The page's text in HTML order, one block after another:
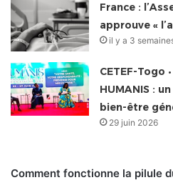
France :
approuve «
il y a 3
CETEF-Togo
HUMANIS :
bien-être
29 juin 2026
Comment fonctionne la pilule